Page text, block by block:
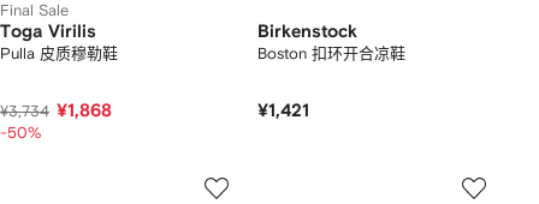
Final Sale
Toga Virilis
Pulla 皮质穆勒鞋
¥3,734 ¥1,868
-50%
Birkenstock
Boston 扣环开合凉鞋
¥1,421